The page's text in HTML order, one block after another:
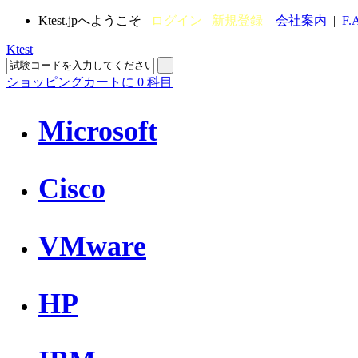
Ktest.jpへようこそ ログイン 新規登録 会社案内 |
Ktest
ショッピングカートに 0 科目
Microsoft
Cisco
VMware
HP